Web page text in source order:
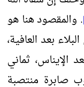
. والمقصود هنا هو
بعد العافية،
الإيناس، ثماني
صابرة منتصبة